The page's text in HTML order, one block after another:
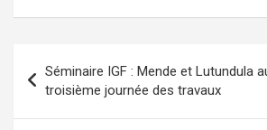
de
l’article
Séminaire IGF : Mende et Lutundula
troisième journée des travaux